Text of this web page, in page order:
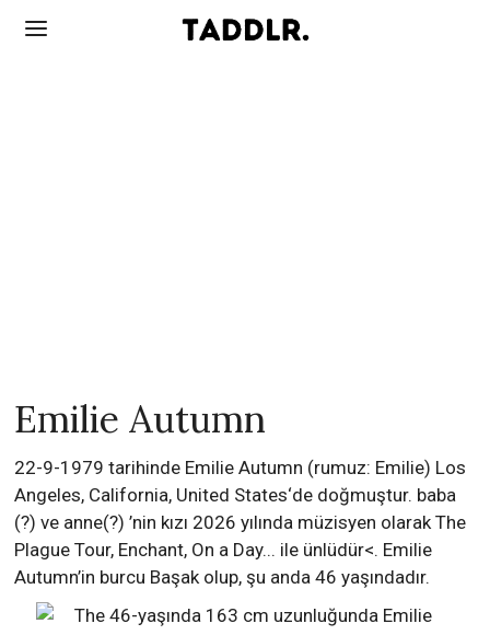
Emilie Autumn
22-9-1979 tarihinde Emilie Autumn (rumuz: Emilie) Los
Angeles, California, United States‘de doğmuştur. baba
(?) ve anne(?) ’nin kızı 2026 yılında müzisyen olarak The
Plague Tour, Enchant, On a Day... ile ünlüdür<. Emilie
Autumn’in burcu Başak olup, şu anda 46 yaşındadır.